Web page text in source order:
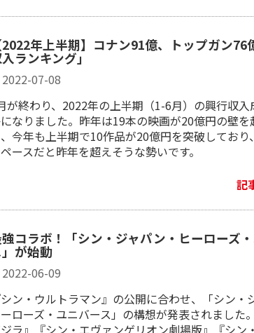
年上半期】コナン91億、トップガン76
ランキング」
2022-07-08
が終わり、2022年の上半期（1-6月）の興行収入
なりました。昨年は19本の映画が20億円の壁を
今年も上半期で10作品が20億円を突破しており
ースだと昨年を超えそうな勢いです。
記
コラボ！「シン・ジャパン・ヒーローズ
が始動
2022-06-09
ン・ウルトラマン』の公開に合わせ、「シン・
ローズ・ユニバース」の構想が発表されました
ラ』『シン・エヴァンゲリオン劇場版』『シン